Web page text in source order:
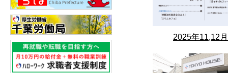
2025年11,12